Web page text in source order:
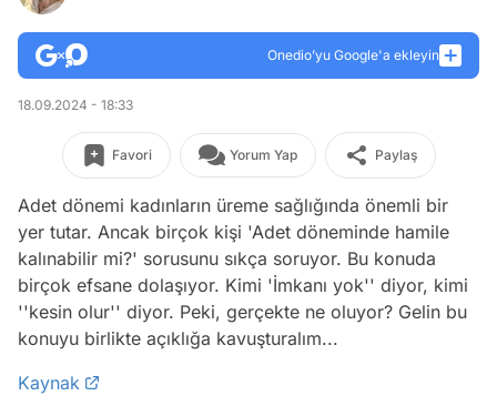
Onedio’yu Google'a ekleyin
18.09.2024 - 18:33
Favori Yorum Yap Paylaş
Adet dönemi kadınların üreme sağlığında önemli bir
yer tutar. Ancak birçok kişi 'Adet döneminde hamile
kalınabilir mi?' sorusunu sıkça soruyor. Bu konuda
birçok efsane dolaşıyor. Kimi 'İmkanı yok'' diyor, kimi
''kesin olur'' diyor. Peki, gerçekte ne oluyor? Gelin bu
konuyu birlikte açıklığa kavuşturalım...
Kaynak